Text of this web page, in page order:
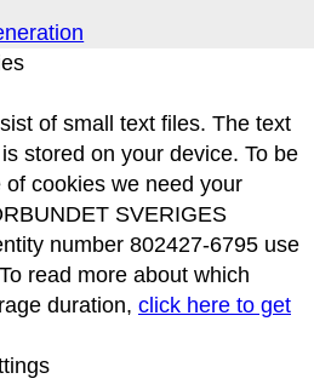
of small text files. The text
stored on your device. To be
cookies we need your
SVERIGES
number 802427-6795 use
read more about which
duration, click here to get